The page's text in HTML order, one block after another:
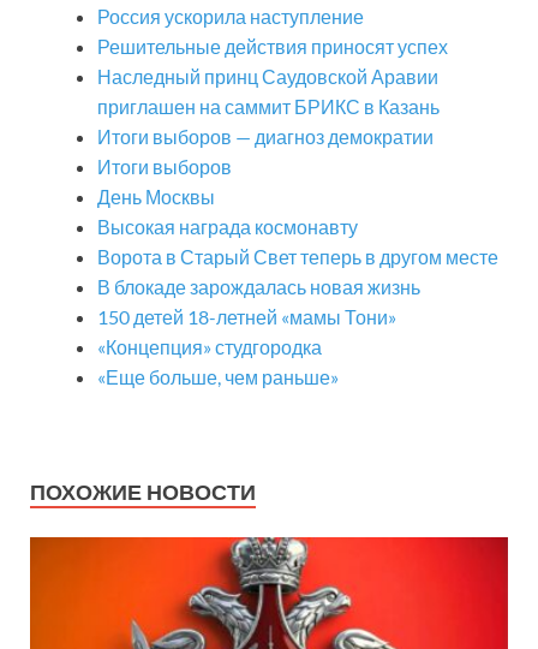
Россия ускорила наступление
Решительные действия приносят успех
Наследный принц Саудовской Аравии
приглашен на саммит БРИКС в Казань
Итоги выборов — диагноз демократии
Итоги выборов
День Москвы
Высокая награда космонавту
Ворота в Старый Свет теперь в другом месте
В блокаде зарождалась новая жизнь
150 детей 18-летней «мамы Тони»
«Концепция» студгородка
«Еще больше, чем раньше»
ПОХОЖИЕ НОВОСТИ